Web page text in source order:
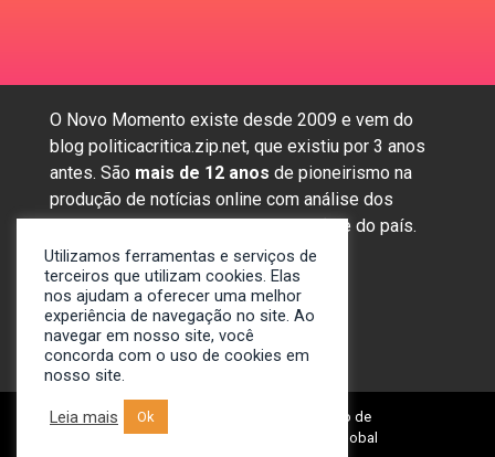
O Novo Momento existe desde 2009 e vem do
blog politicacritica.zip.net, que existiu por 3 anos
antes. São mais de 12 anos de pioneirismo na
produção de notícias online com análise dos
assuntos mais importantes da região e do país.
Sobre nós
Anunciar
Contato
© 2009-2024. Portal Novo Momento de
Notícias. Desenvolvido por: Spivit Global
Utilizamos ferramentas e serviços de
terceiros que utilizam cookies. Elas
nos ajudam a oferecer uma melhor
experiência de navegação no site. Ao
navegar em nosso site, você
concorda com o uso de cookies em
nosso site.
Leia mais Ok